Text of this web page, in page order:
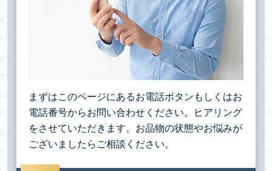
まずはこのページにあるお電話ボタンもしくはお
電話番号からお問い合わせください。ヒアリング
をさせていただきます。お品物の状態やお悩みが
ございましたらご相談ください。